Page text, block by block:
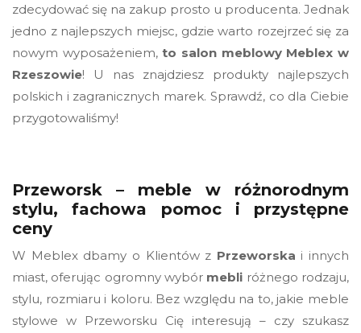
zdecydować się na zakup prosto u producenta. Jednak
jedno z najlepszych miejsc, gdzie warto rozejrzeć się za
nowym wyposażeniem,to salon meblowy Meblex w
Rzeszowie! U nas znajdziesz produkty najlepszych
polskich i zagranicznych marek. Sprawdź, co dla Ciebie
przygotowaliśmy!
Przeworsk – meble w różnorodnym
stylu, fachowa pomoc i przystępne
ceny
W Meblex dbamy o Klientów z Przeworska i innych
miast, oferując ogromny wybór mebli różnego rodzaju,
stylu, rozmiaru i koloru. Bez względu na to, jakie meble
stylowe w Przeworsku Cię interesują – czy szukasz